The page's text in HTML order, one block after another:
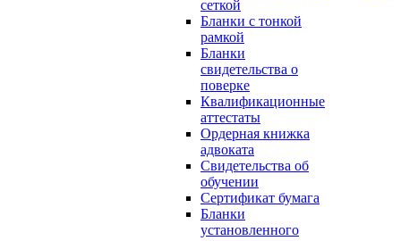
сеткой
Бланки с тонкой
рамкой
Бланки
свидетельства о
поверке
Квалификационные
аттестаты
Ордерная книжка
адвоката
Свидетельства об
обучении
Сертификат бумага
Бланки
установленного